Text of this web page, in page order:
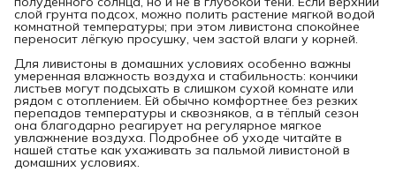
слой грунта подсох, можно полить растение мягкой водой
комнатной температуры; при этом ливистона спокойнее
переносит лёгкую просушку, чем застой влаги у корней.
Для ливистоны в домашних условиях особенно важны
умеренная влажность воздуха и стабильность: кончики
листьев могут подсыхать в слишком сухой комнате или
рядом с отоплением. Ей обычно комфортнее без резких
перепадов температуры и сквозняков, а в тёплый сезон
она благодарно реагирует на регулярное мягкое
увлажнение воздуха. Подробнее об уходе читайте в
нашей статье как ухаживать за пальмой ливистоной в
домашних условиях.